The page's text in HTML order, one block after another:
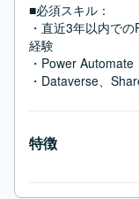
■必須スキル：
・直近3年以内で
経験
・Power
・Dataverse、
特徴